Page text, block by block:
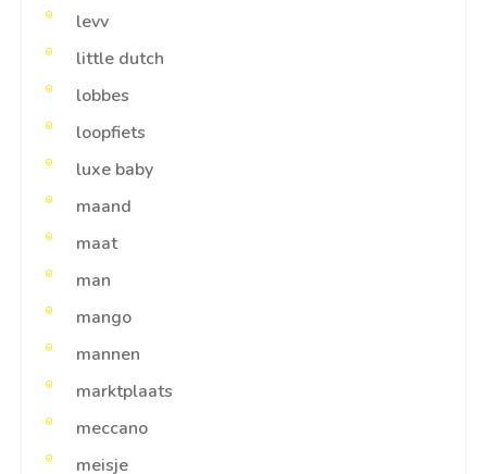
levv
little dutch
lobbes
loopfiets
luxe baby
maand
maat
man
mango
mannen
marktplaats
meccano
meisje